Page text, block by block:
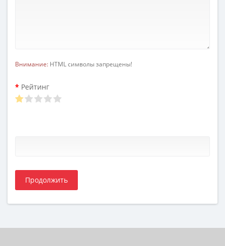
Внимание: HTML символы запрещены!
Рейтинг
Продолжить